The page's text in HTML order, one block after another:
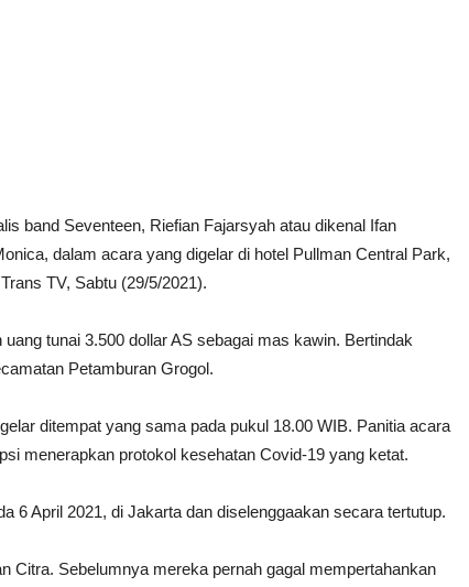
band Seventeen, Riefian Fajarsyah atau dikenal Ifan
dalam acara yang digelar di hotel Pullman Central Park,
TV, Sabtu (29/5/2021).
tunai 3.500 dollar AS sebagai mas kawin. Bertindak
Petamburan Grogol.
ditempat yang sama pada pukul 18.00 WIB. Panitia acara
menerapkan protokol kesehatan Covid-19 yang ketat.
6 April 2021, di Jakarta dan diselenggaakan secara tertutup.
Citra. Sebelumnya mereka pernah gagal mempertahankan